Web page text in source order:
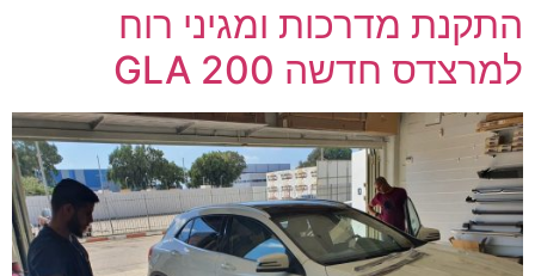
התקנת מדרכות ומגיני רוח
למרצדס חדשה GLA 200